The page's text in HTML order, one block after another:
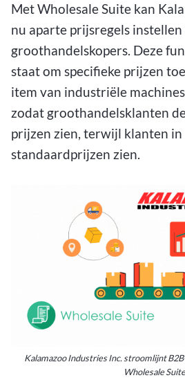
Met Wholesale Suite kan
nu aparte prijsregels
groothandelskopers. Deze
staat om specifieke prijzen
item van industriële
zodat groothandelsklanten
prijzen zien, terwijl klanten
standaardprijzen zien.
Kalamazoo Industries Inc. stroomlijnt
Wholesale Suite